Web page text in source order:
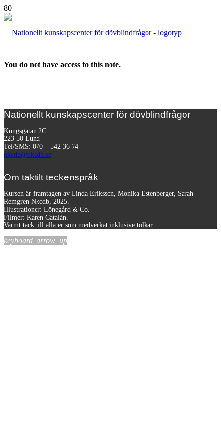
You do not have access to this note.
Nationellt kunskapscenter för dövblindfrågor
Kungsgatan 2C
223 50 Lund
Tel/SMS: 070 – 542 36 74
nkcdb@nkcdb.se
Om taktilt teckenspråk
Kursen är framtagen av Linda Eriksson, Monika Estenberger, Sarah
Remgren Nkcdb, 2025.
Illustrationer: Lönegård & Co.
Filmer: Karen Catalán.
Varmt tack till alla er som medverkat inklusive tolkar.
keyboard_arrow_up